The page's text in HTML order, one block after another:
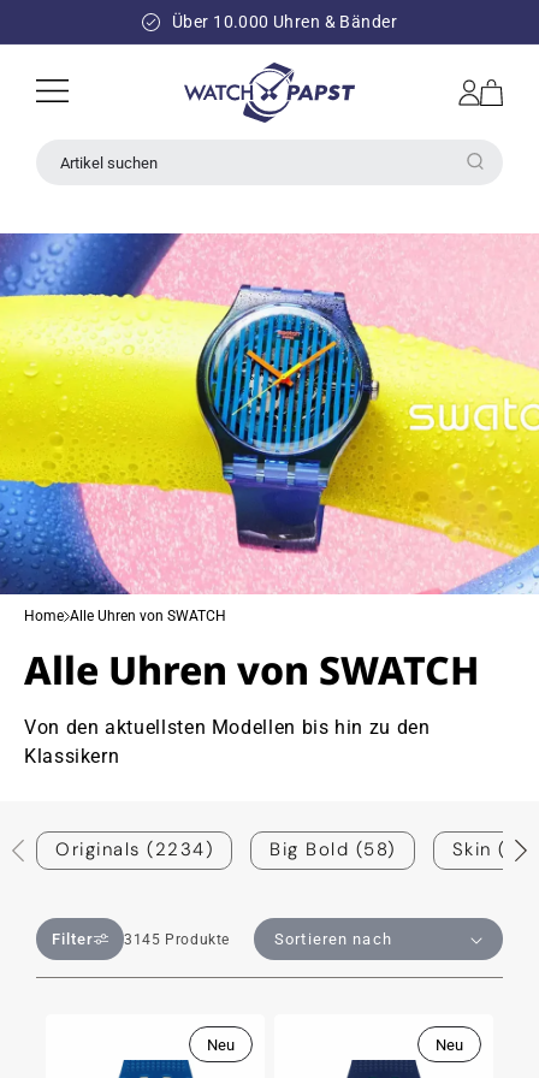
INHALT
Über 10.000 Uhren & Bänder
Einloggen
Warenkorb
Artikel suchen
Home Alle Uhren von SWATCH
Alle Uhren von SWATCH
Von den aktuellsten Modellen bis hin zu den
Klassikern
Originals (2234) Big Bold (58) Skin
Filter 3145 Produkte
Neu Neu